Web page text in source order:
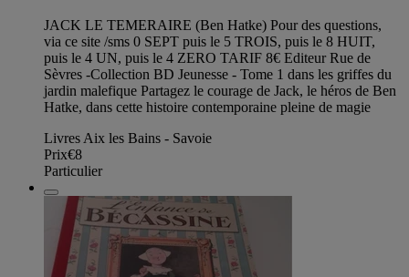
JACK LE TEMERAIRE (Ben Hatke) Pour des questions,
via ce site /sms 0 SEPT puis le 5 TROIS, puis le 8 HUIT,
puis le 4 UN, puis le 4 ZERO TARIF 8€ Editeur Rue de
Sèvres -Collection BD Jeunesse - Tome 1 dans les griffes du
jardin malefique Partagez le courage de Jack, le héros de Ben
Hatke, dans cette histoire contemporaine pleine de magie
Livres Aix les Bains - Savoie
Prix€8
Particulier